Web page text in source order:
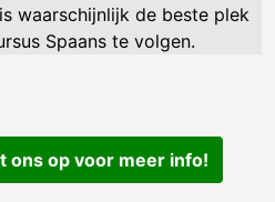
waarschijnlijk de beste plek
Spaans te volgen.
ons op voor meer info!